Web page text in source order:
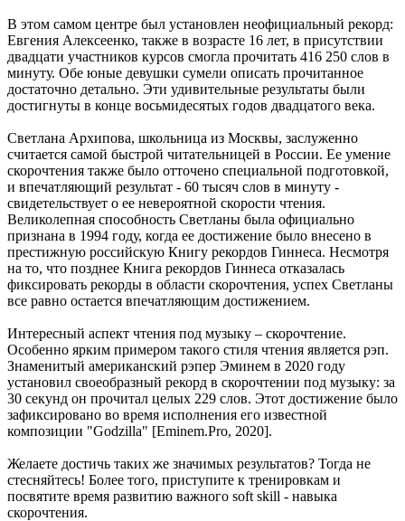
В этом самом центре был установлен неофициальный рекорд:
Евгения Алексеенко, также в возрасте 16 лет, в присутствии
двадцати участников курсов смогла прочитать 416 250 слов в
минуту. Обе юные девушки сумели описать прочитанное
достаточно детально. Эти удивительные результаты были
достигнуты в конце восьмидесятых годов двадцатого века.
Светлана Архипова, школьница из Москвы, заслуженно
считается самой быстрой читательницей в России. Ее умение
скорочтения также было отточено специальной подготовкой,
и впечатляющий результат - 60 тысяч слов в минуту -
свидетельствует о ее невероятной скорости чтения.
Великолепная способность Светланы была официально
признана в 1994 году, когда ее достижение было внесено в
престижную российскую Книгу рекордов Гиннеса. Несмотря
на то, что позднее Книга рекордов Гиннеса отказалась
фиксировать рекорды в области скорочтения, успех Светланы
все равно остается впечатляющим достижением.
Интересный аспект чтения под музыку – скорочтение.
Особенно ярким примером такого стиля чтения является рэп.
Знаменитый американский рэпер Эминем в 2020 году
установил своеобразный рекорд в скорочтении под музыку: за
30 секунд он прочитал целых 229 слов. Этот достижение было
зафиксировано во время исполнения его известной
композиции "Godzilla" [Eminem.Pro, 2020].
Желаете достичь таких же значимых результатов? Тогда не
стесняйтесь! Более того, приступите к тренировкам и
посвятите время развитию важного soft skill - навыка
скорочтения.